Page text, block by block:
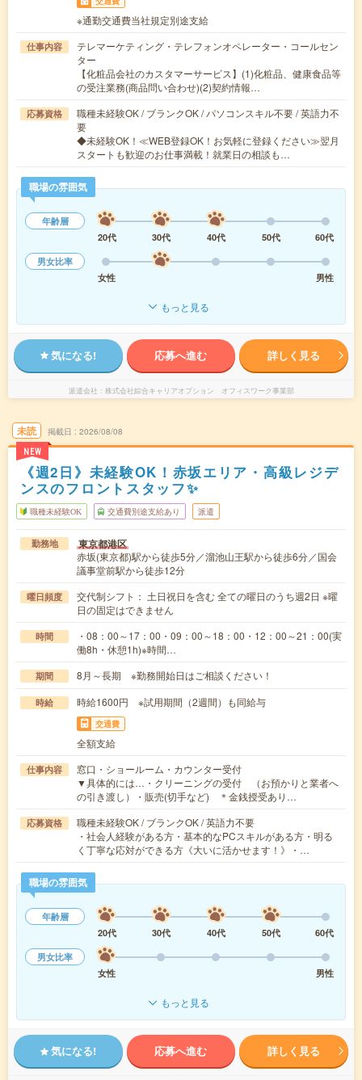
※通勤交通費当社規定別途支給
仕事内容
テレマーケティング・テレフォンオペレーター・コールセン
ター
【化粧品会社のカスタマーサービス】(1)化粧品、健康食品等
の受注業務(商品問い合わせ)(2)契約情報…
応募資格
職種未経験OK / ブランクOK / パソコンスキル不要 / 英語力不
要
◆未経験OK！≪WEB登録OK！お気軽に登録ください≫翌月
スタートも歓迎のお仕事満載！就業日の相談も…
職場の雰囲気
年齢層
20代
30代 40代 50代
60代
男女比率
女性
男性
もっと見る
気になる! 応募へ進む 詳しく見る
派遣会社 株式会社綜合キャリアオプション オフィスワーク事業部
未読
NEW
掲載日 2026/08/08
《週2日》未経験OK！赤坂エリア・高級レジデ
ンスのフロントスタッフ✨
職種未経験OK 交通費別途支給あり 派遣
勤務地 東京都港区
赤坂(東京都)駅から徒歩5分／溜池山王駅から徒歩6分／国会
議事堂前駅から徒歩12分
曜日頻度
交代制シフト： 土日祝日を含む 全ての曜日のうち週2日 ※曜
日の固定はできません
時間
・08：00～17：00・09：00～18：00・12：00～21：00(実
働8h・休憩1h)※時間…
期間 8月～長期 ※勤務開始日はご相談ください！
時給 時給1600円 ※試用期間（2週間）も同給与
交通費
全額支給
仕事内容
窓口・ショールーム・カウンター受付
▼具体的には…・クリーニングの受付 （お預かりと業者へ
の引き渡し）・販売(切手など) ＊金銭授受あり…
応募資格
職種未経験OK / ブランクOK / 英語力不要
・社会人経験がある方・基本的なPCスキルがある方・明る
く丁寧な応対ができる方《大いに活かせます！》・…
職場の雰囲気
年齢層
20代
30代 40代 50代
60代
男女比率
女性
男性
もっと見る
気になる! 応募へ進む 詳しく見る